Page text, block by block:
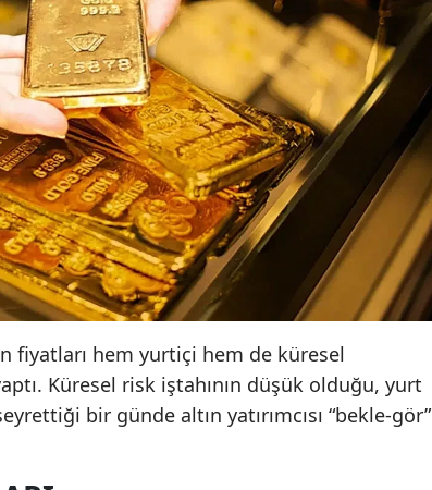
fiyatları hem yurtiçi hem de küresel
Küresel risk iştahının düşük olduğu, yurt
bir günde altın yatırımcısı “bekle-gör”